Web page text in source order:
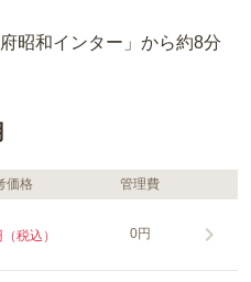
昭和インター」から約8分
価格 管理費
税込） 0円